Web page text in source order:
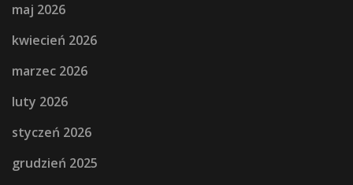
maj 2026
kwiecień 2026
marzec 2026
luty 2026
styczeń 2026
grudzień 2025